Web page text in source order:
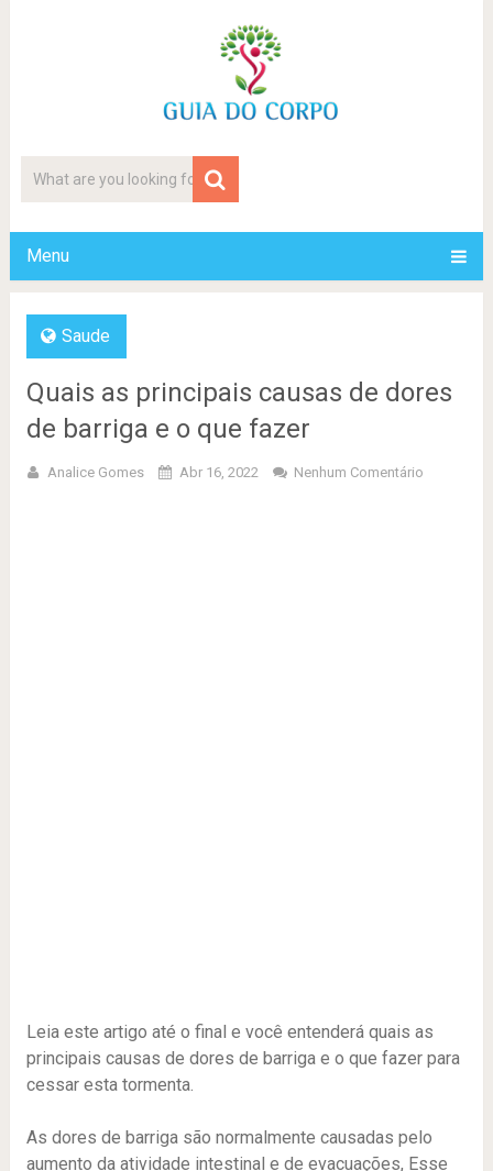
Menu
Saude
Quais as principais causas de dores
de barriga e o que fazer
Analice Gomes Abr 16, 2022 Nenhum Comentário
Leia este artigo até o final e você entenderá quais as
principais causas de dores de barriga e o que fazer para
cessar esta tormenta.
As dores de barriga são normalmente causadas pelo
aumento da atividade intestinal e de evacuações, Esse